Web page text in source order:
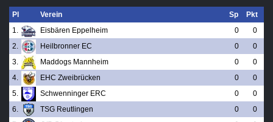
Pl Verein Sp
Pkt
1.
Eisbären Eppelheim 0
0
2.
Heilbronner EC 0
0
3.
Maddogs Mannheim 0
0
4.
EHC Zweibrücken 0
0
5.
Schwenninger ERC 0
0
6.
TSG Reutlingen 0
0